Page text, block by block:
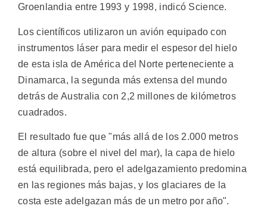
Groenlandia entre 1993 y 1998, indicó Science.
Los científicos utilizaron un avión equipado con
instrumentos láser para medir el espesor del hielo
de esta isla de América del Norte perteneciente a
Dinamarca, la segunda más extensa del mundo
detrás de Australia con 2,2 millones de kilómetros
cuadrados.
El resultado fue que "más allá de los 2.000 metros
de altura (sobre el nivel del mar), la capa de hielo
está equilibrada, pero el adelgazamiento predomina
en las regiones más bajas, y los glaciares de la
costa este adelgazan más de un metro por año".